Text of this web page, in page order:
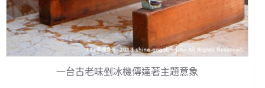
一台古老味剉冰機傳達著主題意象